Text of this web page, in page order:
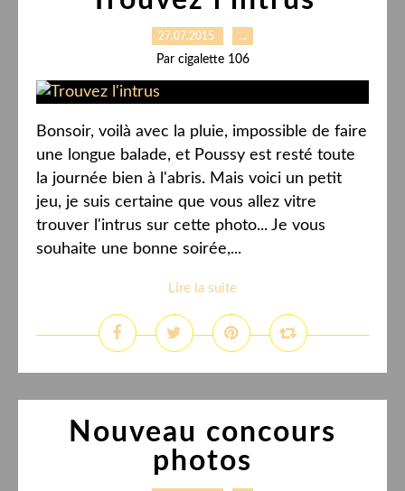
27.07.2015 …
Par cigalette 106
Bonsoir, voilà avec la pluie, impossible de faire
une longue balade, et Poussy est resté toute
la journée bien à l'abris. Mais voici un petit
jeu, je suis certaine que vous allez vitre
trouver l'intrus sur cette photo... Je vous
souhaite une bonne soirée,...
Lire la suite
Nouveau concours
photos